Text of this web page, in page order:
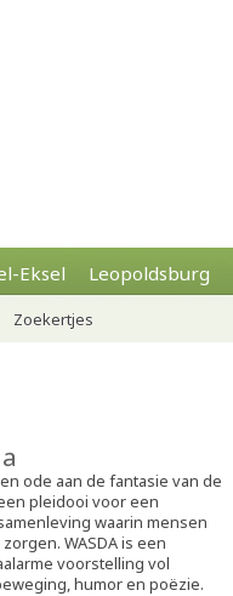
Eksel Leopoldsburg
Zoekertjes
ode aan de fantasie van de
pleidooi voor een
waarin mensen
WASDA is een
voorstelling vol
humor en poëzie.